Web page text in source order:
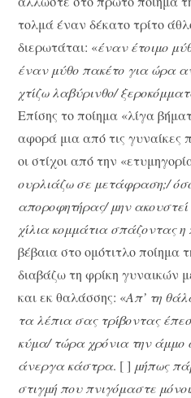
τολμά έναν δέκατο τρίτο
διερωτάται: «έναν έτοιμο
έναν μύθο πακέτο για ώρα
χτίζω λαβύρινθο/
Επίσης το ποίημα «λίγα
αφορά μια από τις
οι στίχοι από την
ουρλιάζω σε μετάφραση;/
αποροφητήρας/ μην
χίλια κομμάτια σπάζοντας
βέβαια στο ομότιτλο ποίημα
διαβάζω τη φρίκη γυναικών
και εκ θαλάσσης: «Απ’ τη
τα λέπια σας τρίβοντας
κύμα/ τώρα χρόνια την άμμο
άνεργα κάστρα. [ ] μήπως
στιγμή που πνιγόμαστε